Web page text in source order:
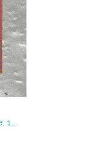
Prontuario del contribuyente, 1999